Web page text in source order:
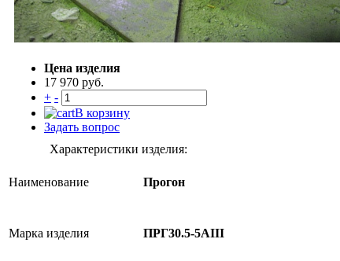
Цена изделия
17 970 руб.
+ -
В корзину
Задать вопрос
Характеристики изделия:
Наименование Прогон
Марка изделия ПРГ30.5-5АIII